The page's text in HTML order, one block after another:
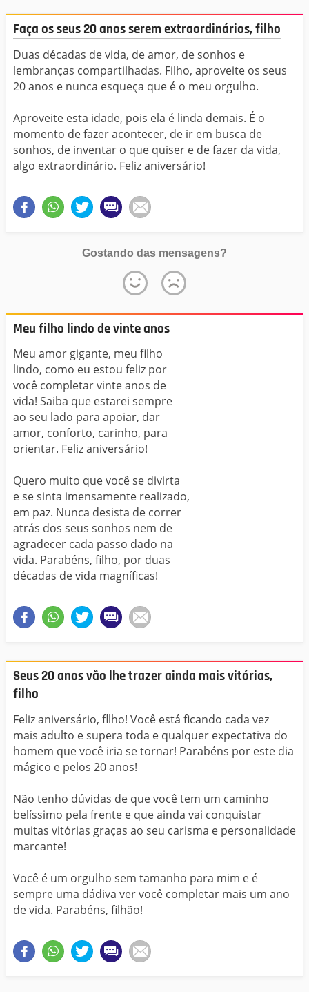
Faça os seus 20 anos serem extraordinários, filho
Duas décadas de vida, de amor, de sonhos e
lembranças compartilhadas. Filho, aproveite os seus
20 anos e nunca esqueça que é o meu orgulho.
Aproveite esta idade, pois ela é linda demais. É o
momento de fazer acontecer, de ir em busca de
sonhos, de inventar o que quiser e de fazer da vida,
algo extraordinário. Feliz aniversário!
Gostando das mensagens?
Meu filho lindo de vinte anos
Meu amor gigante, meu filho
lindo, como eu estou feliz por
você completar vinte anos de
vida! Saiba que estarei sempre
ao seu lado para apoiar, dar
amor, conforto, carinho, para
orientar. Feliz aniversário!
Quero muito que você se divirta
e se sinta imensamente realizado,
em paz. Nunca desista de correr
atrás dos seus sonhos nem de
agradecer cada passo dado na
vida. Parabéns, filho, por duas
décadas de vida magníficas!
Seus 20 anos vão lhe trazer ainda mais vitórias,
filho
Feliz aniversário, fllho! Você está ficando cada vez
mais adulto e supera toda e qualquer expectativa do
homem que você iria se tornar! Parabéns por este dia
mágico e pelos 20 anos!
Não tenho dúvidas de que você tem um caminho
belíssimo pela frente e que ainda vai conquistar
muitas vitórias graças ao seu carisma e personalidade
marcante!
Você é um orgulho sem tamanho para mim e é
sempre uma dádiva ver você completar mais um ano
de vida. Parabéns, filhão!